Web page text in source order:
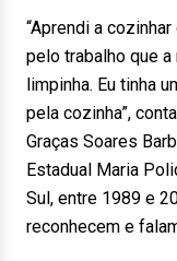
“Aprendi a
pelo trabalho que
limpinha. Eu tinha
pela cozinha”,
Graças Soares
Estadual Maria
Sul, entre 1989 e
reconhecem e